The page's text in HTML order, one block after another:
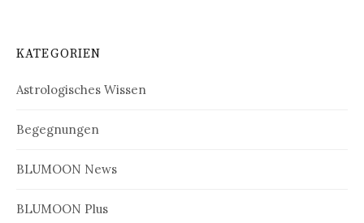
KATEGORIEN
Astrologisches Wissen
Begegnungen
BLUMOON News
BLUMOON Plus